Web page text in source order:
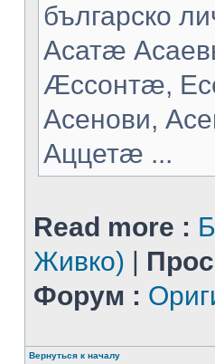
българско
Асатæ
Æссонтæ,
Асенови,
Аццетæ ...
Read more :
Живко) |
Форум :
Вернуться к началу